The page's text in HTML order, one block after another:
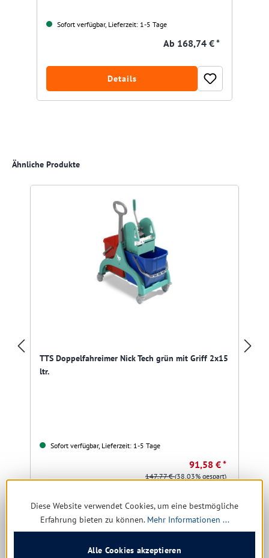
Sofort verfügbar, Lieferzeit: 1-5 Tage
Ab 168,74 € *
Details
Produktgalerie überspringen
Ähnliche Produkte
TTS Doppelfahreimer Nick Tech grün mit Griff 2x15
ltr.
Sofort verfügbar, Lieferzeit: 1-5 Tage
91,58 € *
147,77 €(38.03% gespart)
Details
Produktgalerie überspringen
Kunden kauften auch
Diese Website verwendet Cookies, um eine bestmögliche
Erfahrung bieten zu können. Mehr Informationen ...
Alle Cookies akzeptieren